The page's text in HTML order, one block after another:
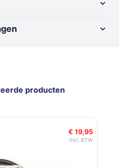
producten
van de carrousel is mogelijk met
te gaan